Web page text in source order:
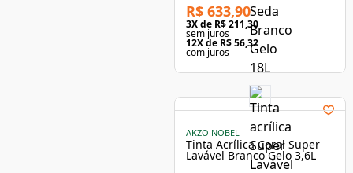
R$ 633,90
3X de R$ 211,30
sem juros
12X de R$ 56,32
com juros
AKZO NOBEL
Tinta Acrílica Coral Super
Lavável Branco Gelo 3,6L